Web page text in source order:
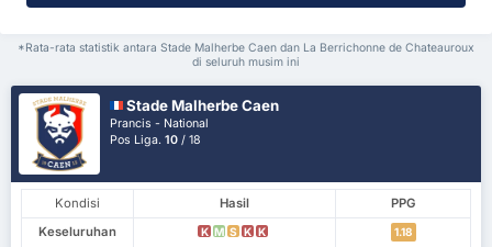
*Rata-rata statistik antara Stade Malherbe Caen dan La Berrichonne de Chateauroux
di seluruh musim ini
Stade Malherbe Caen
Prancis - National
Pos Liga.10 / 18
Kondisi Hasil
PPG
Keseluruhan
K M S K K 1.18